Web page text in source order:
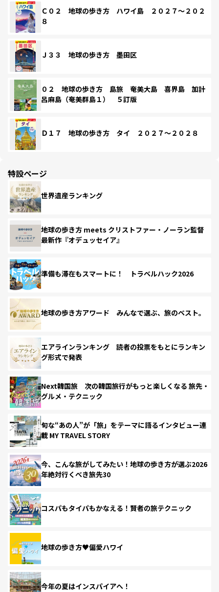
Ｃ０２ 地球の歩き方 ハワイ島 ２０２７～２０２
８
Ｊ３３ 地球の歩き方 墨田区
０２ 地球の歩き方 島旅 奄美大島 喜界島 加計
呂麻島（奄美群島１） ５訂版
Ｄ１７ 地球の歩き方 タイ ２０２７～２０２８
特設ページ
世界遺産ランキング
地球の歩き方 meets クリストファー・ノーラン監督
最新作『オデュッセイア』
準備も滞在もスマートに！ トラベルハック2026
地球の歩き方アワード みんなで選ぶ、旅のベスト。
エアラインランキング 読者の投票をもとにランキン
グ形式で発表
Next韓国旅 次の韓国旅行がもっと楽しくなる 旅先・
グルメ・テクニック
旬な“あの人”が「旅」をテーマに語るインタビュー連
載 MY TRAVEL STORY
今、こんな旅がしてみたい！地球の歩き方が選ぶ2026
年絶対行くべき旅先30
コスパもタイパもかなえる！賢者の旅テクニック
地球の歩き方♥偏愛ハワイ
今年の夏はインスパイアへ！